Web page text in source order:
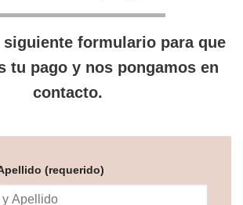
siguiente formulario para que
tu pago y nos pongamos en
contacto.
(requerido)